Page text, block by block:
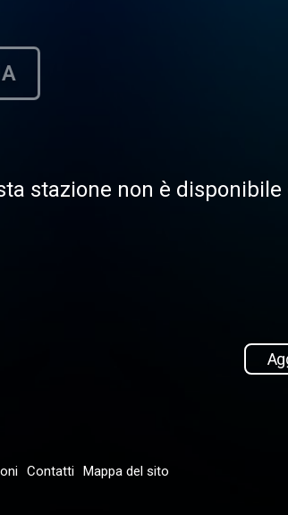
stazione non è
Contatti Mappa del sito